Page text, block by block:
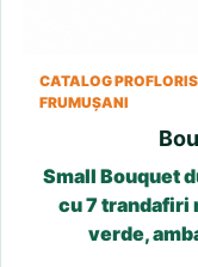
CATALOG
FRUMUȘANI
Small Bouquet
cu 7 trandafiri
verde,